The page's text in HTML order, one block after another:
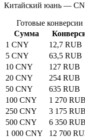
Китайский юань —
Готовые конверсии
Сумма
1 CNY
12,7 RUB
5 CNY
63,5 RUB
10 CNY
127 RUB
20 CNY
254 RUB
50 CNY
635 RUB
100 CNY
1 270 RUB
250 CNY
3 175 RUB
500 CNY
6 350 RUB
1 000 CNY
12 700